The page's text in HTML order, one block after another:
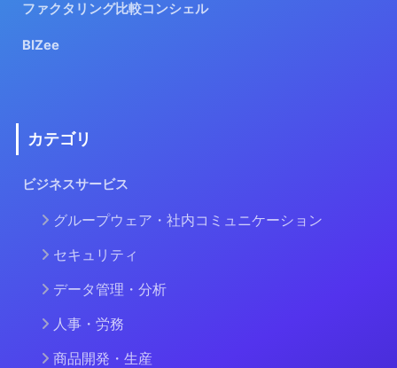
ファクタリング比較コンシェル
BIZee
カテゴリ
ビジネスサービス
グループウェア・社内コミュニケーション
セキュリティ
データ管理・分析
人事・労務
商品開発・生産